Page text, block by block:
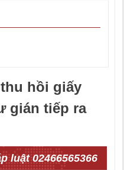
hồi giấy
gián tiếp ra
luật 02466565366